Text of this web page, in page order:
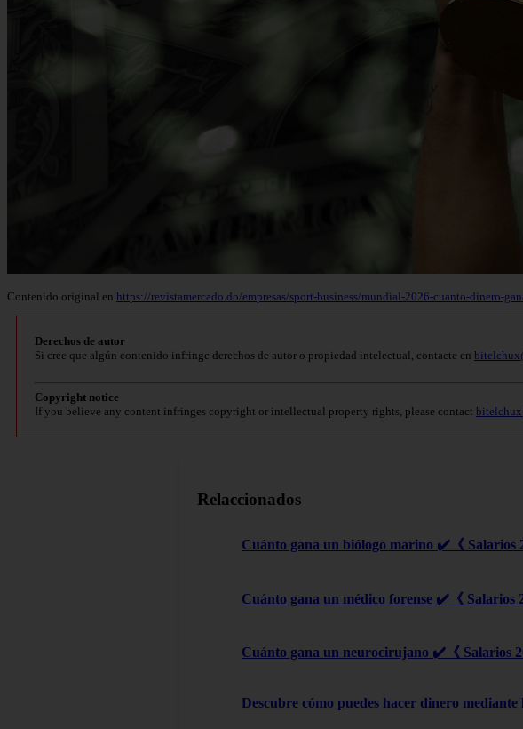
Contenido original en https://revistamercado.do/empresas/sport-business/mundial-2026-cuanto-dinero-
Derechos de autor
Si cree que algún contenido infringe derechos de autor o propiedad intelectual, contacte en
Copyright notice
If you believe any content infringes copyright or intellectual property rights, please contact
Relaccionados
Cuánto gana un biólogo marino ✔️《 Salarios
Cuánto gana un médico forense ✔️《 Salarios
Cuánto gana un neurocirujano ✔️《 Salarios
Descubre cómo puedes hacer dinero